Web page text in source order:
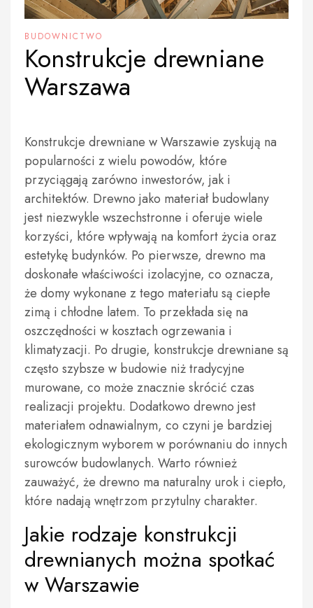
BUDOWNICTWO
Konstrukcje drewniane
Warszawa
Konstrukcje drewniane w Warszawie zyskują na
popularności z wielu powodów, które
przyciągają zarówno inwestorów, jak i
architektów. Drewno jako materiał budowlany
jest niezwykle wszechstronne i oferuje wiele
korzyści, które wpływają na komfort życia oraz
estetykę budynków. Po pierwsze, drewno ma
doskonałe właściwości izolacyjne, co oznacza,
że domy wykonane z tego materiału są ciepłe
zimą i chłodne latem. To przekłada się na
oszczędności w kosztach ogrzewania i
klimatyzacji. Po drugie, konstrukcje drewniane są
często szybsze w budowie niż tradycyjne
murowane, co może znacznie skrócić czas
realizacji projektu. Dodatkowo drewno jest
materiałem odnawialnym, co czyni je bardziej
ekologicznym wyborem w porównaniu do innych
surowców budowlanych. Warto również
zauważyć, że drewno ma naturalny urok i ciepło,
które nadają wnętrzom przytulny charakter.
Jakie rodzaje konstrukcji
drewnianych można spotkać
w Warszawie